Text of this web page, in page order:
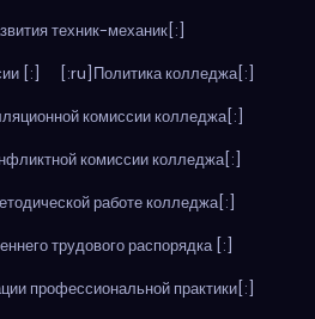
техник-механик[:]
[:]
[:ru]Политика колледжа[:]
комиссии колледжа[:]
комиссии колледжа[:]
работе колледжа[:]
трудового распорядка [:]
профессиональной практики[:]